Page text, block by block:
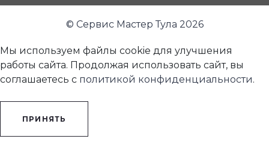
© Сервис Мастер Тула 2026
Мы используем файлы cookie для улучшения
работы сайта. Продолжая использовать сайт, вы
соглашаетесь с политикой конфиденциальности.
ПРИНЯТЬ